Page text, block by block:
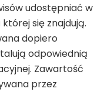
udostępniać w
się znajdują.
dopiero
odpowiednią
Zawartość
przez